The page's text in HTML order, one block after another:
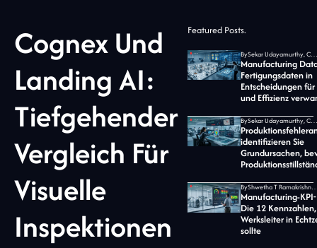
Cognex Und
Landing AI:
Tiefgehender
Vergleich Für
Visuelle
Inspektionen
Featured Posts.
By Sekar Udayamurthy, CEO von Jidoka Tech
Manufacturing
Fertigungsdaten in
Entscheidungen
und Effizienz
By Sekar Udayamurthy, CEO von Jidoka Tech
identifizieren Sie
Grundursachen,
By Shwetha T Ramakrishnan,
Manufacturing-
Die 12
Werksleiter in
sollte